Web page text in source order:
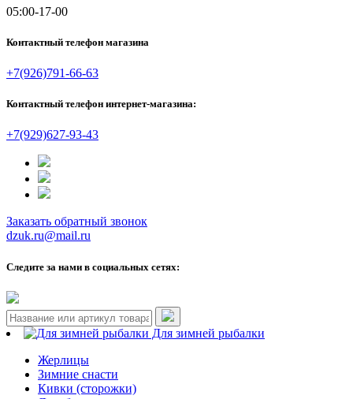
05:00-17-00
Контактный телефон магазина
+7(926)791-66-63
Контактный телефон интернет-магазина:
+7(929)627-93-43
Заказать обратный звонок
dzuk.ru@mail.ru
Следите за нами в социальных сетях:
Для зимней рыбалки
Жерлицы
Зимние снасти
Кивки (сторожки)